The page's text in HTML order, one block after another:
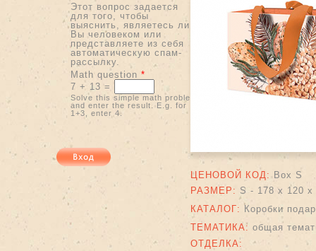
Этот вопрос задается
для того, чтобы
выяснить, являетесь ли
Вы человеком или
представляете из себя
автоматическую спам-
рассылку.
Math question *
7 + 13 =
Solve this simple math problem
and enter the result. E.g. for
1+3, enter 4.
ЦЕНОВОЙ КОД: Box S
РАЗМЕР: S - 178 x 120
КАТАЛОГ: Коробки
ТЕМАТИКА: общая
ОТДЕЛКА: